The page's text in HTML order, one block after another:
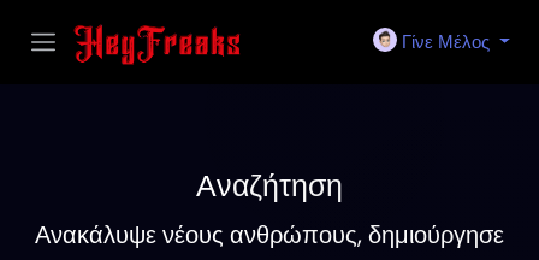
Γίνε Μέλος
Αναζήτηση
Ανακάλυψε νέους ανθρώπους, δημιούργησε